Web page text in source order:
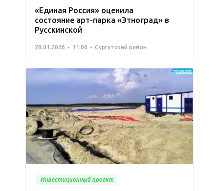
«Единая Россия» оценила
состояние арт-парка «Этноград» в
Русскинской
28.01.2026 11:06 Сургутский район
Инвестиционный проект